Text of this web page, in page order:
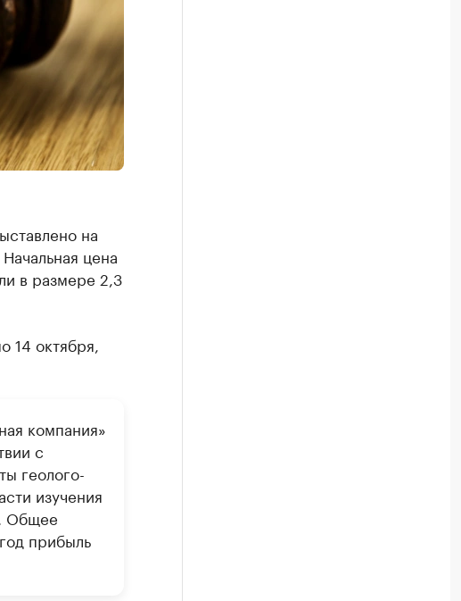
на
цена
в размере 2,3
14 октября,
компания»
с
геолого-
изучения
Общее
прибыль